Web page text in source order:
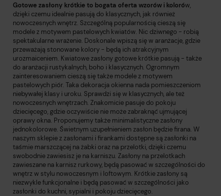
Gotowe zasłony krótkie to bogata oferta wzorów i kolorów,
dzięki czemu idealnie pasują do klasycznych, jak również
nowoczesnych wnętrz. Szczególną popularnością cieszą się
modele z motywem pastelowych kwiatów. Nic dziwnego - robią
spektakularne wrażenie. Doskonale wpiszą się w aranżacje, gdzie
przeważają stonowane kolory - będą ich atrakcyjnym
urozmaiceniem. Kwiatowe zasłony gotowe krótkie pasują - także
do aranżacji rustykalnych, boho i klasycznych. Ogromnym
zainteresowaniem cieszą się także modele z motywem
pastelowych piór. Taka dekoracja okienna nada pomieszczeniom
niebywałej klasy i uroku. Sprawdzi się w klasycznych, ale też
nowoczesnych wnętrzach. Znakomicie pasuje do pokoju
dziecięcego, gdzie oczywiście nie może zabraknąć ujmującej
oprawy okna. Proponujemy także minimalistyczne zasłony
jednokolorowe. Świetnym uzupełnieniem zasłon będzie firana. W
naszym sklepie z zasłonami i firankami dostępne są zasłonki na
taśmie marszczącej na żabki oraz na przelotki, dzięki czemu
swobodnie zawiesisz je na karniszu. Zasłony na przelotkach
zawieszane na karnisz rurkowy, będą pasować w szczególności do
wnętrz w stylu nowoczesnym i loftowym. Krótkie zasłony są
niezwykle funkcjonalne i będą pasować w szczególności jako
zasłonki do kuchni, sypialni i pokoju dziecięcego.